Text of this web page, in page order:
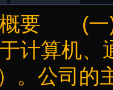
(一)商
算机、
。公司的